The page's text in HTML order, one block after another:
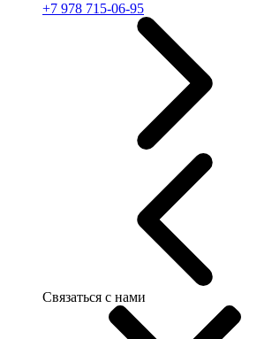
+7 978 715-06-95
Связаться с нами